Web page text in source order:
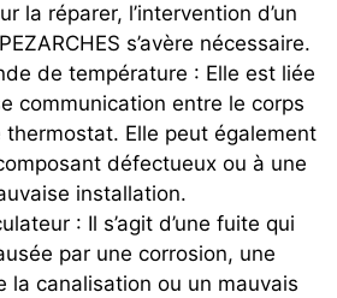
la réparer, l’intervention d’un
s’avère nécessaire.
de température : Elle est liée
communication entre le corps
Elle peut également
défectueux ou à une
installation.
: Il s’agit d’une fuite qui
par une corrosion, une
la canalisation ou un mauvais